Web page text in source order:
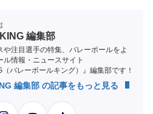
編集部
や注目選手の特集、バレーボールをよ
ル情報・ニュースサイト
（バレーボールキング）』編集部です！
編集部 の記事をもっと見る